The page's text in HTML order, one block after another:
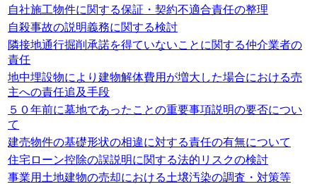
自社施工物件に関する保証・契約不適合責任の整理
自殺事故の説明義務に関する検討
隣接地通行掘削承諾を得ていないことに関する仲介業者の
責任
地中埋設物により建物解体費用が増大した場合における売
主への責任追及手段
５０年前に墓地であったことの重要事項説明の要否につい
て
建売物件の基礎形状の相違に対する責任の有無について
住宅ローン控除の誤説明に関する法的リスクの検討
事業用土地建物の売却における土壌汚染の調査・対策等